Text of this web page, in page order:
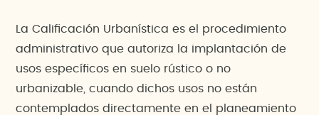
La Calificación Urbanística es el procedimiento
administrativo que autoriza la implantación de
usos específicos en suelo rústico o no
urbanizable, cuando dichos usos no están
contemplados directamente en el planeamiento